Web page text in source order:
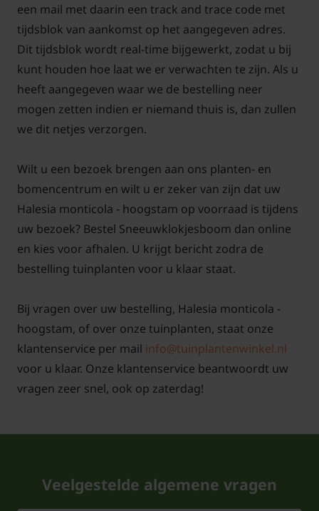
een mail met daarin een track and trace code met
tijdsblok van aankomst op het aangegeven adres.
Dit tijdsblok wordt real-time bijgewerkt, zodat u bij
kunt houden hoe laat we er verwachten te zijn. Als u
heeft aangegeven waar we de bestelling neer
mogen zetten indien er niemand thuis is, dan zullen
we dit netjes verzorgen.
Wilt u een bezoek brengen aan ons planten- en
bomencentrum en wilt u er zeker van zijn dat uw
Halesia monticola - hoogstam op voorraad is tijdens
uw bezoek? Bestel Sneeuwklokjesboom dan online
en kies voor afhalen. U krijgt bericht zodra de
bestelling tuinplanten voor u klaar staat.
Bij vragen over uw bestelling, Halesia monticola -
hoogstam, of over onze tuinplanten, staat onze
klantenservice per mail info@tuinplantenwinkel.nl
voor u klaar. Onze klantenservice beantwoordt uw
vragen zeer snel, ook op zaterdag!
Veelgestelde algemene vragen